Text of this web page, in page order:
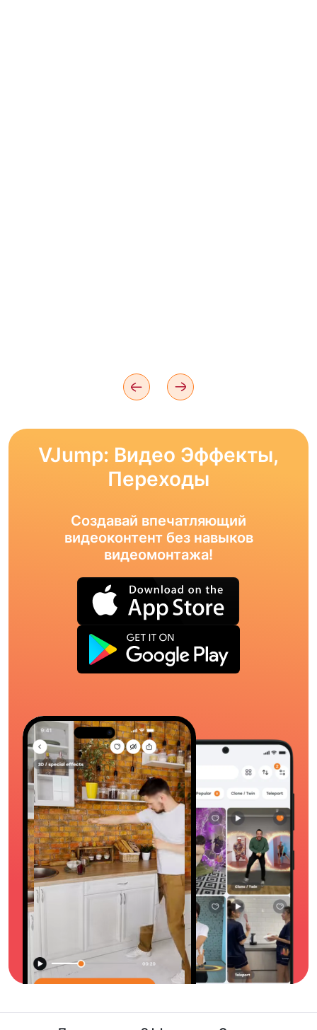
VJump: Видео Эффекты,
Переходы
Создавай впечатляющий
видеоконтент без навыков
видеомонтажа!